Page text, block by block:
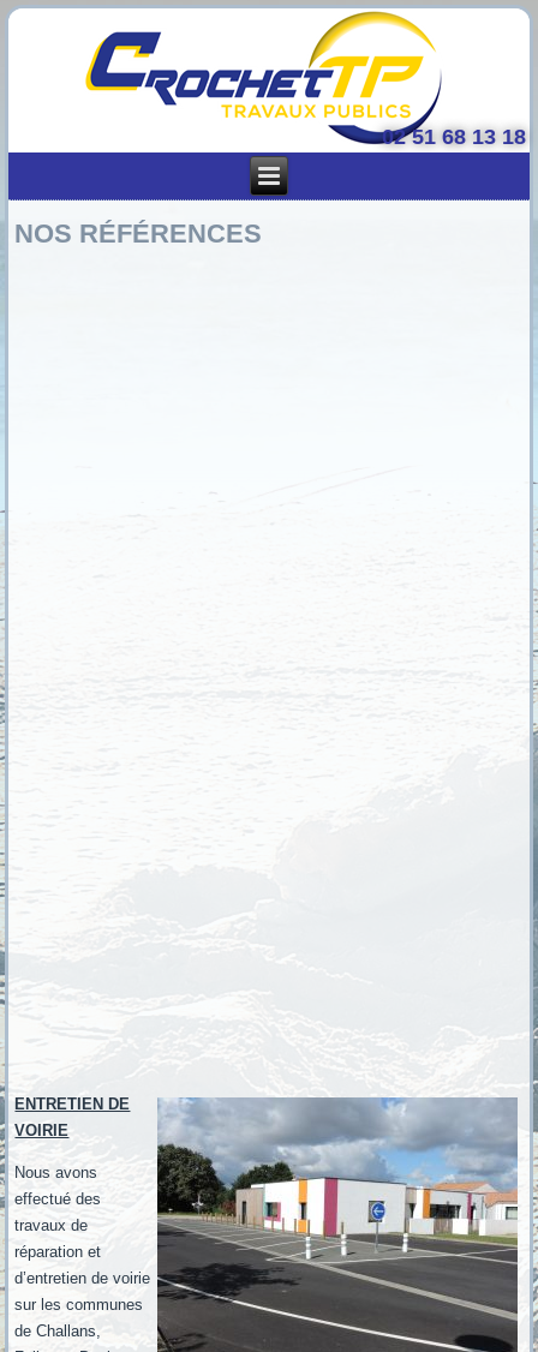
02 51 68 13 18
NOS RÉFÉRENCES
ENTRETIEN DE
VOIRIE
Nous avons
effectué des
travaux de
réparation et
d’entretien de voirie
sur les communes
de Challans,